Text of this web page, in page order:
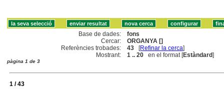
Base de dades:
fons
Cercar:
ORGANYA []
Referències trobades:
43 [Refinar la cerca]
Mostrant:
1 .. 20 en el format [Estàndard]
pàgina 1 de 3
1 / 43